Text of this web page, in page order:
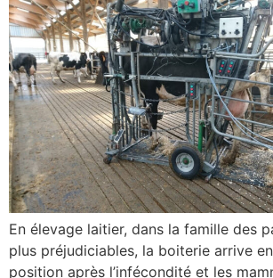
En élevage laitier, dans la famille des
plus préjudiciables, la boiterie arrive
position après l’infécondité et les